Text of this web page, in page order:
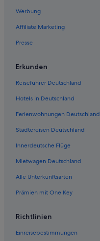
Werbung
Affiliate Marketing
Presse
Erkunden
Reiseführer Deutschland
Hotels in Deutschland
Ferienwohnungen Deutschland
Städtereisen Deutschland
Innerdeutsche Flüge
Mietwagen Deutschland
Alle Unterkunftsarten
Prämien mit One Key
Richtlinien
Einreisebestimmungen